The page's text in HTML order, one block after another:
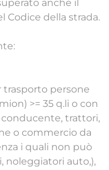
anche il
Codice della strada.
trasporto persone
>= 35 q.li o con
trattori,
o commercio da
i quali non può
noleggiatori auto,),